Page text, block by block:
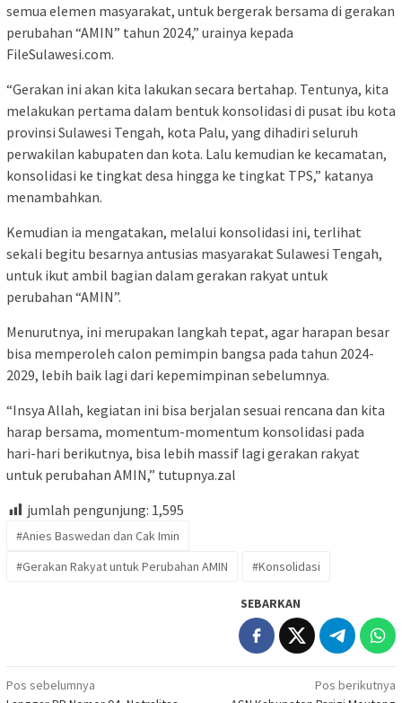
semua elemen masyarakat, untuk bergerak bersama di gerakan
perubahan “AMIN” tahun 2024,” urainya kepada
FileSulawesi.com.
“Gerakan ini akan kita lakukan secara bertahap. Tentunya, kita
melakukan pertama dalam bentuk konsolidasi di pusat ibu kota
provinsi Sulawesi Tengah, kota Palu, yang dihadiri seluruh
perwakilan kabupaten dan kota. Lalu kemudian ke kecamatan,
konsolidasi ke tingkat desa hingga ke tingkat TPS,” katanya
menambahkan.
Kemudian ia mengatakan, melalui konsolidasi ini, terlihat
sekali begitu besarnya antusias masyarakat Sulawesi Tengah,
untuk ikut ambil bagian dalam gerakan rakyat untuk
perubahan “AMIN”.
Menurutnya, ini merupakan langkah tepat, agar harapan besar
bisa memperoleh calon pemimpin bangsa pada tahun 2024-
2029, lebih baik lagi dari kepemimpinan sebelumnya.
“Insya Allah, kegiatan ini bisa berjalan sesuai rencana dan kita
harap bersama, momentum-momentum konsolidasi pada
hari-hari berikutnya, bisa lebih massif lagi gerakan rakyat
untuk perubahan AMIN,” tutupnya.zal
jumlah pengunjung: 1,595
#Anies Baswedan dan Cak Imin
#Gerakan Rakyat untuk Perubahan AMIN
#Konsolidasi
SEBARKAN
Navigasi
Pos sebelumnya
Pos berikutnya